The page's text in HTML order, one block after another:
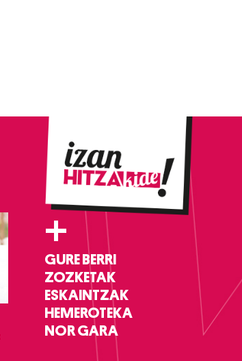
+
GURE BERRI
ZOZKETAK
ESKAINTZAK
HEMEROTEKA
NOR GARA